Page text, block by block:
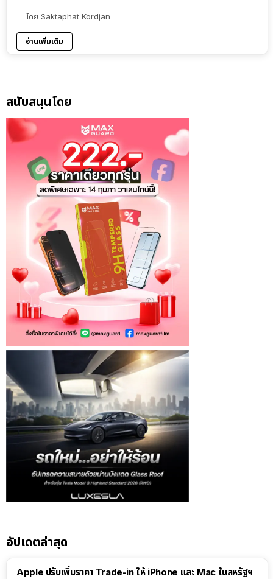
โดย Saktaphat Kordjan
อ่านเพิ่มเติม
สนับสนุนโดย
อัปเดตล่าสุด
Apple ปรับเพิ่มราคา Trade-in ให้ iPhone และ Mac ในสหรัฐฯ